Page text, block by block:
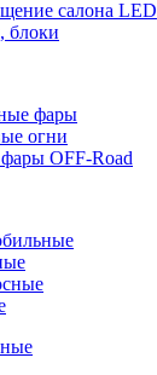
салона LED
блоки
фары
огни
OFF-Road